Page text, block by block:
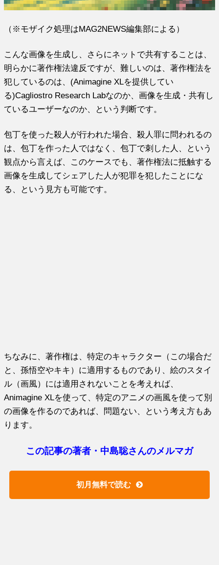
（※モザイク処理はMAG2NEWS編集部による）
こんな画像を生成し、さらにネットで共有することは、
明らかに著作権法違反ですが、難しいのは、著作権法を
犯しているのは、(Animagine XLを提供してい
る)Cagliostro Research Labなのか、画像を生成・共有し
ているユーザーなのか、という判断です。
包丁を使った殺人が行われた場合、殺人罪に問われるの
は、包丁を作った人ではなく、包丁で刺した人、という
観点から言えば、このケースでも、著作権法に抵触する
画像を生成してシェアした人が犯罪を犯したことにな
る、という見方も可能です。
ちなみに、著作権は、特定のキャラクター（この場合だ
と、孫悟空やキキ）に適用するものであり、絵のスタイ
ル（画風）には適用されないことを考えれば、
Animagine XLを使って、特定のアニメの画風を使って別
の画像を作るのであれば、問題ない、という考え方もあ
ります。
この記事の著者・中島聡さんのメルマガ
初月無料で読む